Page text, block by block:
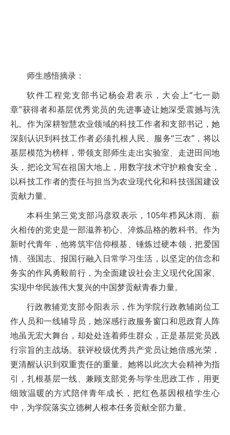
师生感悟摘录：
软件工程党支部书记杨会君表示，大会上“七一勋
章”获得者和基层优秀党员的先进事迹让她深受震撼与洗
礼。作为深耕智慧农业领域的科技工作者和支部书记，她
深刻认识到科技工作者必须扎根人民、服务“三农”，将以
基层模范为榜样，带领支部师生走出实验室、走进田间地
头，把论文写在祖国大地上，用数字技术守护粮食安全，
以科技工作者的责任与担当为农业现代化和科技强国建设
贡献力量。
本科生第三党支部冯彦双表示，105年栉风沐雨、薪
火相传的党史是一部滋养初心、淬炼品格的教科书。作为
新时代青年，他将筑牢信仰根基、锤炼过硬本领，把爱国
情、强国志、报国行融入日常学习生活，以坚定的信念和
务实的作风勇毅前行，为全面建设社会主义现代化国家、
实现中华民族伟大复兴的中国梦贡献青春力量。
行政教辅党支部令阳表示，作为学院行政教辅岗位工
作人员和一线辅导员，她深感行政服务窗口和思政育人阵
地虽无宏大舞台，却处处连着师生群众，正是基层党员践
行宗旨的主战场。获评校级优秀共产党员让她倍感光荣，
更清醒认识到双重责任的重量。她将以此次大会精神为指
引，扎根基层一线、兼顾支部党务与学生思政工作，用更
细致温暖的方式陪伴青年成长，把红色基因根植学生心
中，为学院落实立德树人根本任务贡献全部力量。